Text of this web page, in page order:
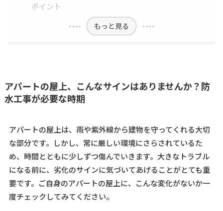
ポイント
もっと見る
アパートの屋上、こんなサインはありませんか？防
水工事が必要な時期
アパートの屋上は、雨や紫外線から建物を守ってくれる大切
な部分です。しかし、常に厳しい環境にさらされているた
め、時間とともに少しずつ傷んでいきます。大きなトラブル
になる前に、劣化のサインに気づいてあげることがとても重
要です。ご自身のアパートの屋上に、こんな変化がないか一
度チェックしてみてください。